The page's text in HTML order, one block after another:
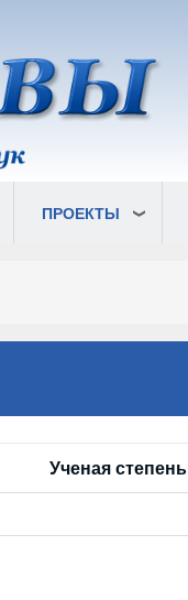
ПРОЕКТЫ
Ученая степень